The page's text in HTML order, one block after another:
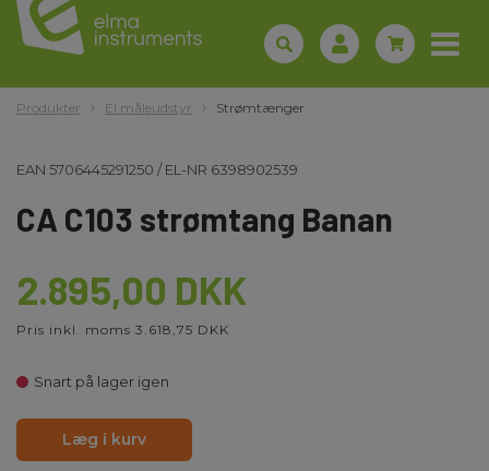
Produkter El måleudstyr Strømtænger
EAN 5706445291250 /EL-NR 6398902539
CA C103 strømtang Banan
2.895,00 DKK
Pris inkl. moms 3.618,75 DKK
Snart på lager igen
Læg i kurv